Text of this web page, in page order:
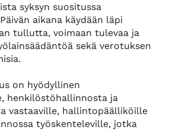
syksyn suositussa
aikana käydään läpi
tullutta, voimaan tulevaa ja
sekä verotuksen
on hyödyllinen
henkilöstöhallinnosta ja
vastaaville, hallintopäälliköille
työskenteleville, jotka